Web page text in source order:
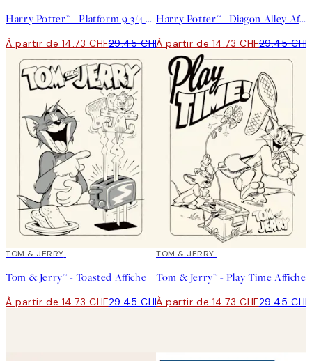
Harry Potter™ - Platform 9 3/4 Affiche
À partir de 14.73 CHF29.45 CHF
Harry Potter™ - Diagon Alley Affiche
À partir de 14.73 CHF29.45 CHF
50%*
TOM & JERRY
Tom & Jerry™ - Toasted Affiche
À partir de 14.73 CHF29.45 CHF
50%*
TOM & JERRY
Tom & Jerry™ - Play Time Affiche
À partir de 14.73 CHF29.45 CHF